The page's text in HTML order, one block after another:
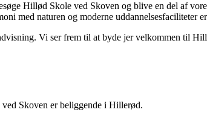
Hillød Skole ved Skoven og blive en del af
med naturen og moderne
Vi ser frem til at byde jer velkommen til
Skoven er beliggende i Hillerød.